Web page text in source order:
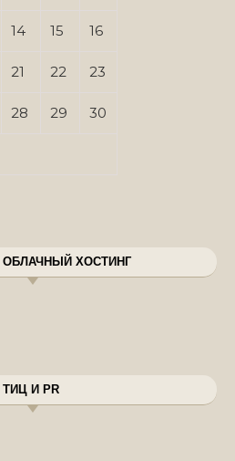
14 15 16
21 22 23
28 29 30
ХОСТИНГ
ТИЦ И PR